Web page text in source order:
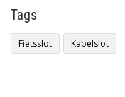
Tags
Fietsslot Kabelslot